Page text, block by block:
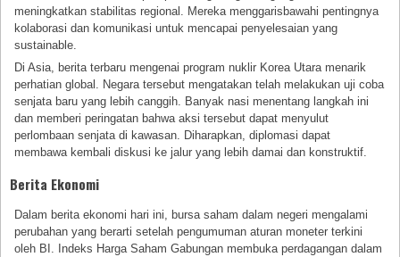
meningkatkan stabilitas regional. Mereka menggarisbawahi pentingnya
kolaborasi dan komunikasi untuk mencapai penyelesaian yang
sustainable.
Di Asia, berita terbaru mengenai program nuklir Korea Utara menarik
perhatian global. Negara tersebut mengatakan telah melakukan uji coba
senjata baru yang lebih canggih. Banyak nasi menentang langkah ini
dan memberi peringatan bahwa aksi tersebut dapat menyulut
perlombaan senjata di kawasan. Diharapkan, diplomasi dapat
membawa kembali diskusi ke jalur yang lebih damai dan konstruktif.
Berita Ekonomi
Dalam berita ekonomi hari ini, bursa saham dalam negeri mengalami
perubahan yang berarti setelah pengumuman aturan moneter terkini
oleh BI. Indeks Harga Saham Gabungan membuka perdagangan dalam